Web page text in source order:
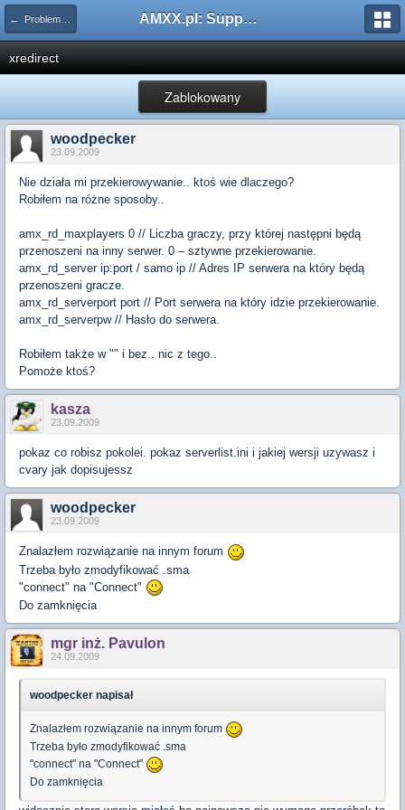
← Problemy z pluginami AMXX.pl: Support AMX Mod X i SourceMod
xredirect
Zablokowany
woodpecker
23.09.2009
Nie działa mi przekierowywanie.. ktoś wie dlaczego?
Robiłem na różne sposoby..
amx_rd_maxplayers 0 // Liczba graczy, przy której następni będą
przenoszeni na inny serwer. 0 – sztywne przekierowanie.
amx_rd_server ip:port / samo ip // Adres IP serwera na który będą
przenoszeni gracze.
amx_rd_serverport port // Port serwera na który idzie przekierowanie.
amx_rd_serverpw // Hasło do serwera.
Robiłem także w "" i bez.. nic z tego..
Pomoże ktoś?
kasza
23.09.2009
pokaz co robisz pokolei. pokaz serverlist.ini i jakiej wersji uzywasz i
cvary jak dopisujessz
woodpecker
23.09.2009
Znalazłem rozwiązanie na innym forum
Trzeba było zmodyfikować .sma
"connect" na "Connect"
Do zamknięcia
mgr inż. Pavulon
24.09.2009
woodpecker napisał
Znalazłem rozwiązanie na innym forum
Trzeba było zmodyfikować .sma
"connect" na "Connect"
Do zamknięcia